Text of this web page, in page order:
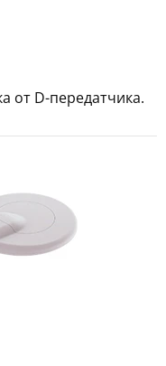
от D-передатчика.